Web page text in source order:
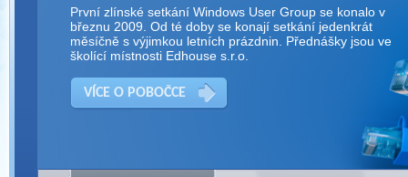
První zlínské setkání Windows User Group se konalo v
březnu 2009. Od té doby se konají setkání jedenkrát
měsíčně s výjimkou letních prázdnin. Přednášky jsou ve
školící místnosti Edhouse s.r.o.
VÍCE O POBOČCE